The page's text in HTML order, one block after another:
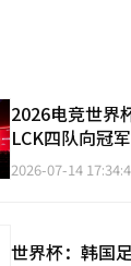
2026电竞世界
LCK四队向冠
2026-07-14
世界杯：韩国